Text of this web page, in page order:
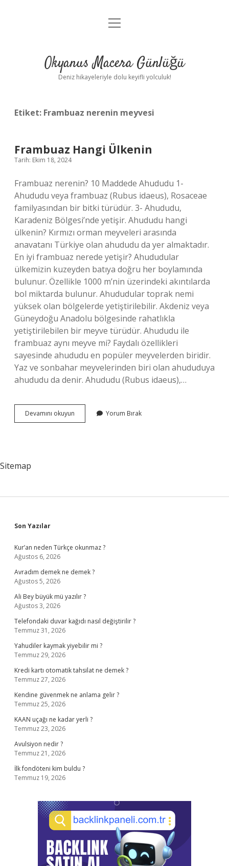
Anasayfa
Yasal Uyarı
menüyü
Okyanus Macera Günlüğü
Deniz hikayeleriyle dolu keyifli yolculuk!
Etiket: Frambuaz nerenin meyvesi
Frambuaz Hangi Ülkenin
Tarih: Ekim 18, 2024
Frambuaz nerenin? 10 Maddede Ahududu 1-
Ahududu veya frambuaz (Rubus idaeus), Rosaceae
familyasından bir bitki türüdür. 3- Ahududu,
Karadeniz Bölgesi’nde yetişir. Ahududu hangi
ülkenin? Kırmızı orman meyveleri arasında
anavatanı Türkiye olan ahududu da yer almaktadır.
En iyi frambuaz nerede yetişir? Ahududular
ülkemizin kuzeyden batıya doğru her boylamında
bulunur. Özellikle 1000 m’nin üzerindeki akıntılarda
bol miktarda bulunur. Ahududular toprak nemi
yüksek olan bölgelerde yetiştirilebilir. Akdeniz veya
Güneydoğu Anadolu bölgesinde rahatlıkla
yetiştirilebilen bir meyve türüdür. Ahududu ile
frambuaz aynı meyve mi? Faydalı özellikleri
sayesinde ahududu en popüler meyvelerden biridir.
Yaz ve sonbahar meyvelerinden biri olan ahududuya
ahududu da denir. Ahududu (Rubus idaeus),…
Devamını okuyun Frambuaz
Hangi
Yorum Bırak
Sitemap
Sidebar
Son Yazılar
Kur’an neden Türkçe okunmaz ?
Ağustos 6, 2026
Avradım demek ne demek ?
Ağustos 5, 2026
Ali Bey büyük mü yazılır ?
Ağustos 3, 2026
Telefondaki duvar kağıdı nasıl değiştirilir ?
Temmuz 31, 2026
Yahudiler kaymak yiyebilir mi ?
Temmuz 29, 2026
Kredi kartı otomatik tahsilat ne demek ?
Temmuz 27, 2026
Kendine güvenmek ne anlama gelir ?
Temmuz 25, 2026
KAAN uçağı ne kadar yerli ?
Temmuz 23, 2026
Avulsiyon nedir ?
Temmuz 21, 2026
İlk fondöteni kim buldu ?
Temmuz 19, 2026